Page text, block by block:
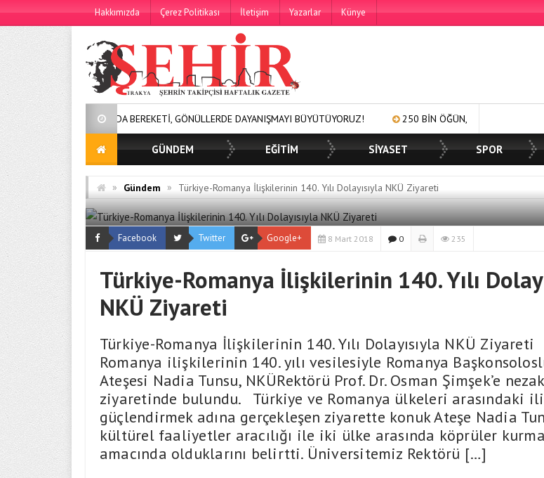
Hakkımızda Çerez Politikası İletişim Yazarlar Künye
SOFRALARDA BEREKETİ, GÖNÜLLERDE DAYANIŞMAYI BÜYÜTÜYORUZ! 250 BİN ÖĞÜN, BİNLERCE YÜZE GÜLÜMSEME
GÜNDEM EĞİTİM SİYASET SPOR
» Gündem » Türkiye-Romanya İlişkilerinin 140. Yılı Dolayısıyla NKÜ Ziyareti
Facebook Twitter Google+ 8 Mart 2018 0 235
Türkiye-Romanya İlişkilerinin 140. Yılı
NKÜ Ziyareti
Türkiye-Romanya İlişkilerinin 140. Yılı Dolayısıyla NKÜ
Romanya ilişkilerinin 140. yılı vesilesiyle Romanya
Ateşesi Nadia Tunsu, NKÜRektörü Prof. Dr. Osman Şimşek’e
ziyaretinde bulundu. Türkiye ve Romanya ülkeleri arasındaki
güçlendirmek adına gerçekleşen ziyarette konuk Ateşe Nadia
kültürel faaliyetler aracılığı ile iki ülke arasında köprüler
amacında olduklarını belirtti. Üniversitemiz Rektörü […]